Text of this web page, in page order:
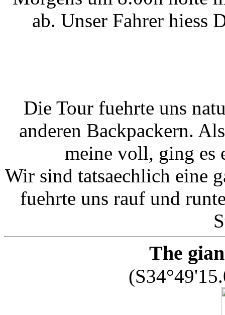
ab. Unser Fahrer hiess
Die Tour fuehrte uns
anderen Backpackern.
meine voll, ging es
Wir sind tatsaechlich eine
fuehrte uns rauf und
The